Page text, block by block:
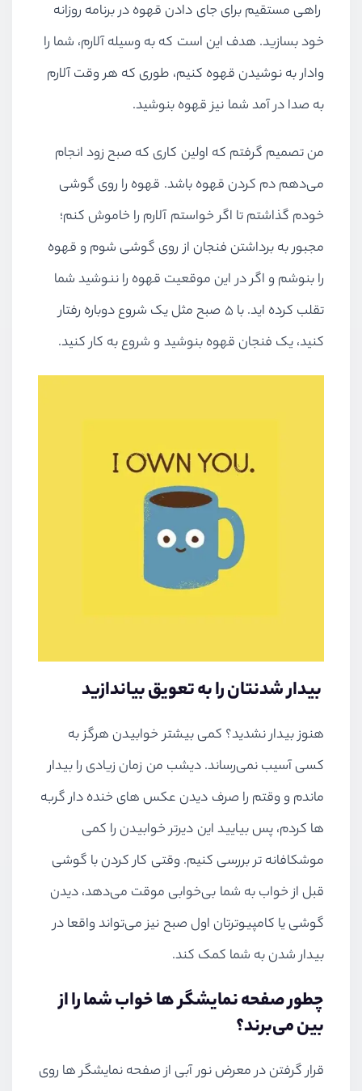
راهی مستقیم برای جای دادن قهوه در برنامه روزانه
خود بسازید. هدف این است که به وسیله آلارم، شما را
وادار به نوشیدن قهوه کنیم، طوری که هر وقت آلارم
به صدا در آمد شما نیز قهوه بنوشید.
من تصمیم گرفتم که اولین کاری که صبح زود انجام
می‌دهم دم کردن قهوه باشد. قهوه را روی گوشی
خودم گذاشتم تا اگر خواستم آلارم را خاموش کنم؛
مجبور به برداشتن فنجان از روی گوشی شوم و قهوه
را بنوشم و اگر در این موقعیت قهوه را ننوشید شما
تقلب کرده اید. با ۵ صبح مثل یک شروع دوباره رفتار
کنید، یک فنجان قهوه بنوشید و شروع به کار کنید.
بیدار شدنتان را به تعویق بیاندازید
هنوز بیدار نشدید؟ کمی بیشتر خوابیدن هرگز به
کسی آسیب نمی‌رساند. دیشب من زمان زیادی را بیدار
ماندم و وقتم را صرف دیدن عکس های خنده دار گربه
ها کردم، پس بیایید این دیرتر خوابیدن را کمی
موشکافانه تر بررسی کنیم. وقتی کار کردن با گوشی
قبل از خواب به شما بی‌خوابی موقت می‌دهد، دیدن
گوشی یا کامپیوترتان اول صبح نیز می‌تواند واقعا در
بیدار شدن به شما کمک کند.
چطور صفحه نمایشگر ها خواب شما را از
بین می‌برند؟
قرار گرفتن در معرض نور آبی از صفحه نمایشگر ها روی